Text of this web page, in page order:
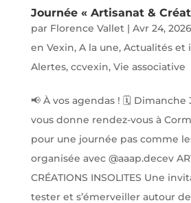
Journée « Artisanat &
par Florence Vallet| Avr 24, 2026
en Vexin, A la une, Actualités et
Alertes, ccvexin, Vie associative
📢 À vos agendas ! 🗓️ Dimanche
vous donne rendez-vous à
pour une journée pas comme
organisée avec @aaap.decev
CRÉATIONS INSOLITES Une
tester et s’émerveiller autour